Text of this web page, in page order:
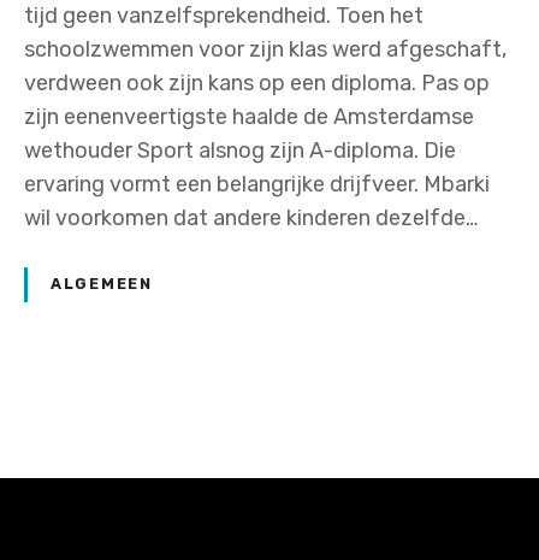
tijd geen vanzelfsprekendheid. Toen het
schoolzwemmen voor zijn klas werd afgeschaft,
verdween ook zijn kans op een diploma. Pas op
zijn eenenveertigste haalde de Amsterdamse
wethouder Sport alsnog zijn A-diploma. Die
ervaring vormt een belangrijke drijfveer. Mbarki
wil voorkomen dat andere kinderen dezelfde…
ALGEMEEN
o